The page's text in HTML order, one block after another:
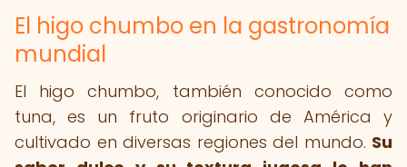
El higo chumbo en la gastronomía
mundial
El higo chumbo, también conocido como
tuna, es un fruto originario de América y
cultivado en diversas regiones del mundo. Su